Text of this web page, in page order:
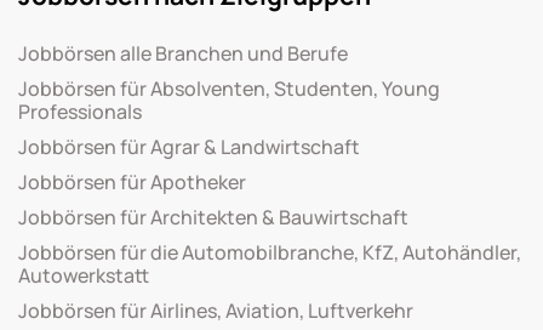
Jobbörsen alle Branchen und Berufe
Jobbörsen für Absolventen, Studenten, Young
Professionals
Jobbörsen für Agrar & Landwirtschaft
Jobbörsen für Apotheker
Jobbörsen für Architekten & Bauwirtschaft
Jobbörsen für die Automobilbranche, KfZ, Autohändler,
Autowerkstatt
Jobbörsen für Airlines, Aviation, Luftverkehr